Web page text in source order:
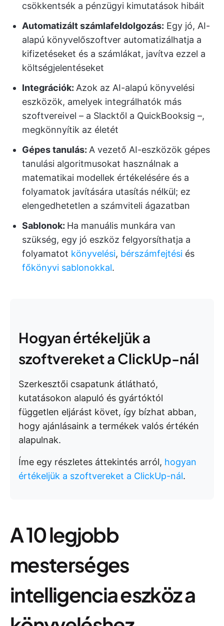
csökkentsék a pénzügyi kimutatások hibáit
Automatizált számlafeldolgozás: Egy jó, AI-
alapú könyvelőszoftver automatizálhatja a
kifizetéseket és a számlákat, javítva ezzel a
költségjelentéseket
Integrációk: Azok az AI-alapú könyvelési
eszközök, amelyek integrálhatók más
szoftvereivel – a Slacktől a QuickBooksig –,
megkönnyítik az életét
Gépes tanulás: A vezető AI-eszközök gépes
tanulási algoritmusokat használnak a
matematikai modellek értékelésére és a
folyamatok javítására utasítás nélkül; ez
elengedhetetlen a számviteli ágazatban
Sablonok: Ha manuális munkára van
szükség, egy jó eszköz felgyorsíthatja a
folyamatot könyvelési, bérszámfejtési és
főkönyvi sablonokkal.
Hogyan értékeljük a
szoftvereket a ClickUp-nál
Szerkesztői csapatunk átlátható,
kutatásokon alapuló és gyártóktól
független eljárást követ, így bízhat abban,
hogy ajánlásaink a termékek valós értékén
alapulnak.
Íme egy részletes áttekintés arról, hogyan
értékeljük a szoftvereket a ClickUp-nál.
A 10 legjobb
mesterséges
intelligencia eszköz a